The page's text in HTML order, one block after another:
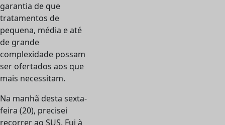
garantia de que
tratamentos de
pequena, média e até
de grande
complexidade possam
ser ofertados aos que
mais necessitam.
Na manhã desta sexta-
feira (20), precisei
recorrer ao SUS. Fui à